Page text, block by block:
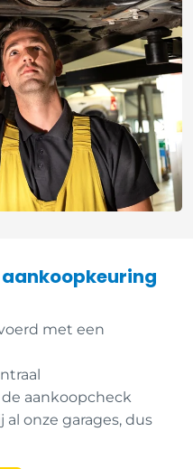
aankoopkeuring
met een
aankoopcheck
al onze garages, dus